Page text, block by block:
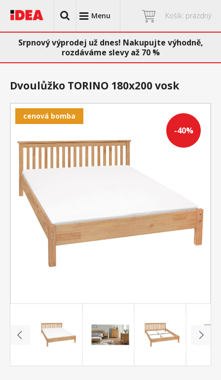
Menu Košík: prázdný
Srpnový výprodej už dnes! Nakupujte výhodně,
rozdáváme slevy až 70 %
-40%
cenová bomba
Dvoulůžko TORINO 180x200 vosk